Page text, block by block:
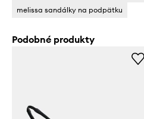
melissa sandálky na podpätku
Podobné produkty